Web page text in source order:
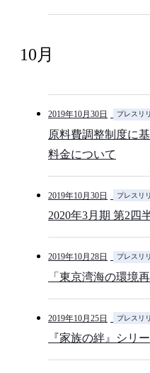
10月
2019年10月30日 プレスリ
原料費調整制度に
料金について
2019年10月30日 プレスリ
2020年3月期 第2四
2019年10月28日 プレスリ
「東京湾海の環境
2019年10月25日 プレスリ
『家族の絆』シリ